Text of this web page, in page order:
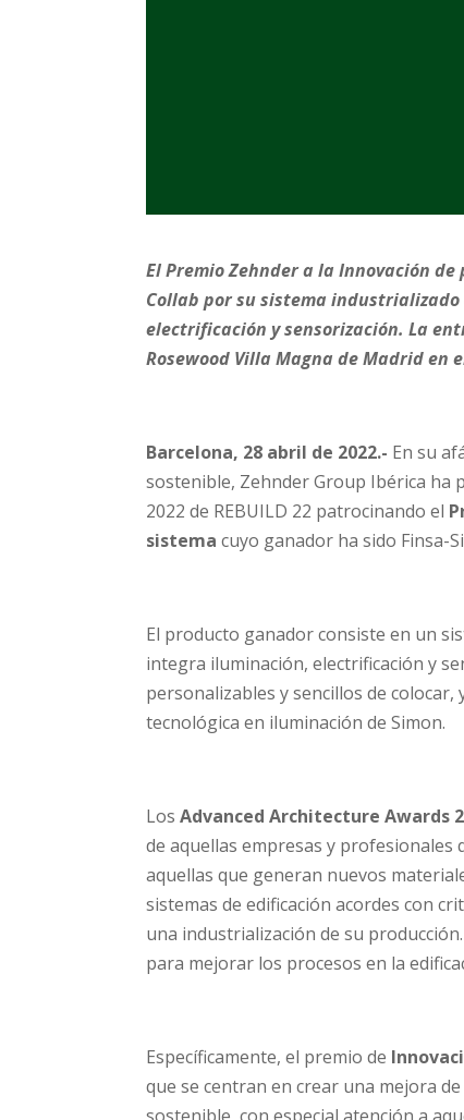
El Premio Zehnder a laInnovación
Collab por susistema
electrificación y sensorización. La
Rosewood Villa Magna de Madrid en
Barcelona, 28 abril de 2022.- En su
sostenible, Zehnder Group Ibérica ha
2022 de REBUILD 22 patrocinando el
sistema cuyo ganador ha sido Finsa-
El producto ganador consiste en un
integra iluminación, electrificación y
personalizables y sencillos de
tecnológica en iluminación de Simon.
LosAdvanced Architecture Awards
de aquellas empresas y
aquellas que generan nuevos
sistemas de edificación acordes con
una industrialización de su
para mejorar los procesos en la
Específicamente, el premio de
que se centran en crear una mejora